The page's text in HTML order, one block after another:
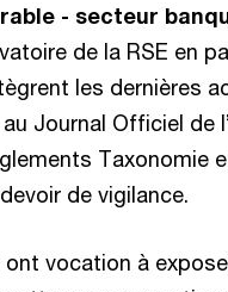
- secteur
de la RSE en
les dernières
Journal Officiel de
Taxonomie
de vigilance.
ont vocation à